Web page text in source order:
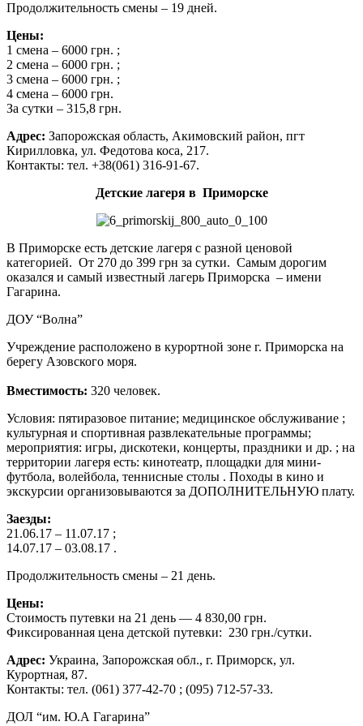
Продолжительность смены – 19 дней.
Цены:
1 смена – 6000 грн. ;
2 смена – 6000 грн. ;
3 смена – 6000 грн. ;
4 смена – 6000 грн.
За сутки – 315,8 грн.
Адрес: Запорожская область, Акимовский район, пгт
Кирилловка, ул. Федотова коса, 217.
Контакты: тел. +38(061) 316-91-67.
Детские лагеря в Приморске
В Приморске есть детские лагеря с разной ценовой
категорией. От 270 до 399 грн за сутки. Самым дорогим
оказался и самый известный лагерь Приморска – имени
Гагарина.
ДОУ “Волна”
Учреждение расположено в курортной зоне г. Приморска на
берегу Азовского моря.
Вместимость: 320 человек.
Условия: пятиразовое питание; медицинское обслуживание ;
культурная и спортивная развлекательные программы;
мероприятия: игры, дискотеки, концерты, праздники и др. ; на
территории лагеря есть: кинотеатр, площадки для мини-
футбола, волейбола, теннисные столы . Походы в кино и
экскурсии организовываются за ДОПОЛНИТЕЛЬНУЮ плату.
Заезды:
21.06.17 – 11.07.17 ;
14.07.17 – 03.08.17 .
Продолжительность смены – 21 день.
Цены:
Стоимость путевки на 21 день — 4 830,00 грн.
Фиксированная цена детской путевки: 230 грн./сутки.
Адрес: Украина, Запорожская обл., г. Приморск, ул.
Курортная, 87.
Контакты: тел. (061) 377-42-70 ; (095) 712-57-33.
ДОЛ “им. Ю.А Гагарина”